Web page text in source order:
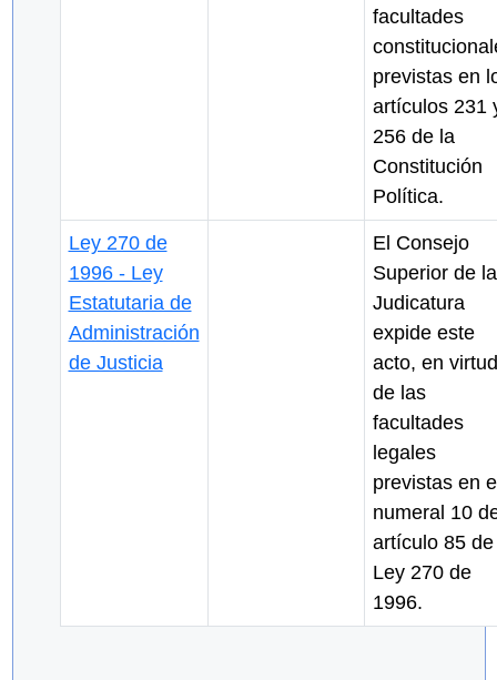
facultades
previstas en
artículos 231
256 de la
Constitución
Política.
Ley 270 de
1996 - Ley
Estatutaria de
Administración
de Justicia
El Consejo
Superior de la
Judicatura
expide este
acto, en virtud
de las
facultades
legales
previstas en
numeral 10
artículo 85 de
Ley 270 de
1996.